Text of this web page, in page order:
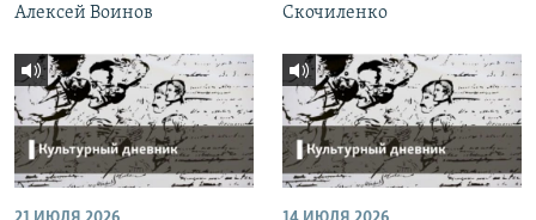
Алексей Воинов
Скочиленко